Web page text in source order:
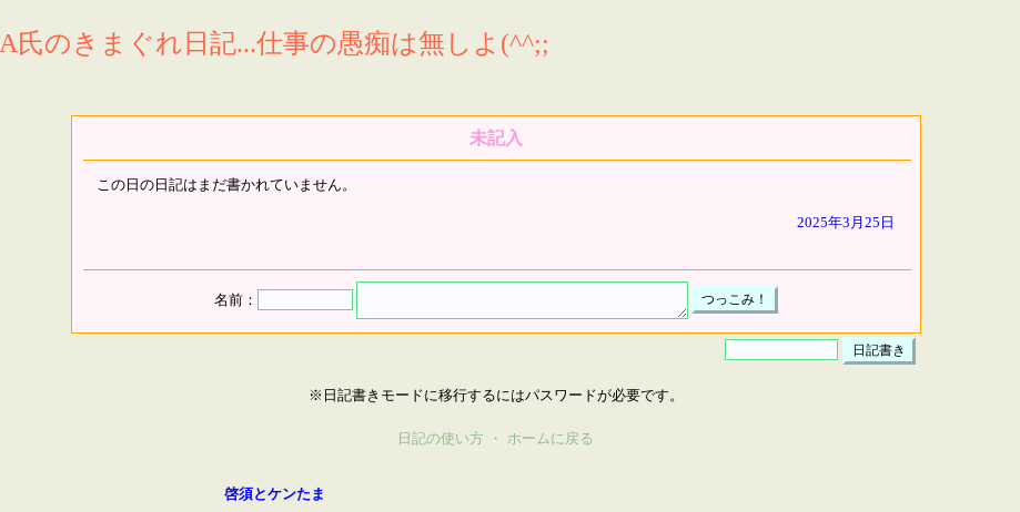
A氏のきまぐれ日記...仕事の愚痴は無しよ(^^;;
未記入
この日の日記はまだ書かれていません。
2025年3月25日
名前：
※日記書きモードに移行するにはパスワードが必要です。
日記の使い方 ・ ホームに戻る
啓須とケンたま